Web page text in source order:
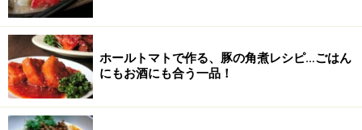
ホールトマトで作る、豚の角煮レシピ…ごはん
にもお酒にも合う一品！